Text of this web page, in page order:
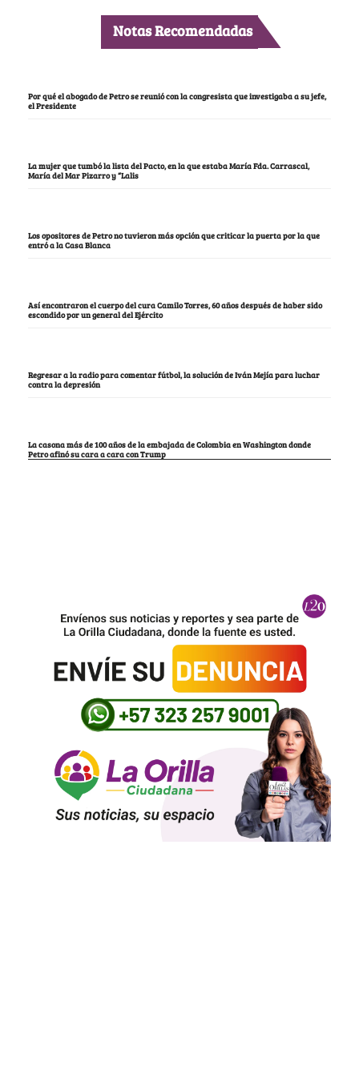
Notas Recomendadas
Por qué el abogado de Petro se reunió con la congresista que investigaba a su jefe,
el Presidente
La mujer que tumbó la lista del Pacto, en la que estaba María Fda. Carrascal,
María del Mar Pizarro y “Lalis
Los opositores de Petro no tuvieron más opción que criticar la puerta por la que
entró a la Casa Blanca
Así encontraron el cuerpo del cura Camilo Torres, 60 años después de haber sido
escondido por un general del Ejército
Regresar a la radio para comentar fútbol, la solución de Iván Mejía para luchar
contra la depresión
La casona más de 100 años de la embajada de Colombia en Washington donde
Petro afinó su cara a cara con Trump